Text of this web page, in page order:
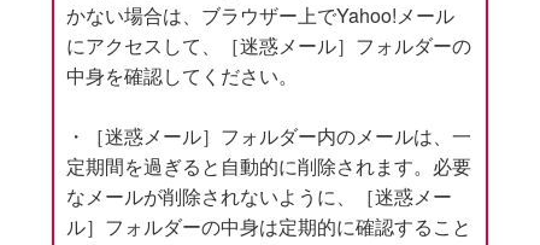
かない場合は、ブラウザー上でYahoo!メール
にアクセスして、［迷惑メール］フォルダーの
中身を確認してください。
・［迷惑メール］フォルダー内のメールは、一
定期間を過ぎると自動的に削除されます。必要
なメールが削除されないように、［迷惑メー
ル］フォルダーの中身は定期的に確認すること